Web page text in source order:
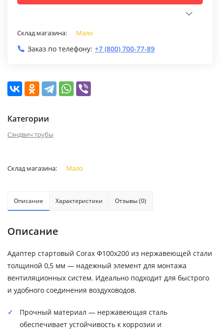
Склад магазина: Мало
Заказ по телефону: +7 (800) 700-77-89
Категории
Сэндвич трубы
Склад магазина: Мало
Описание Характеристики Отзывы (0)
Описание
Адаптер стартовый Corax Ф100х200 из нержавеющей стали
толщиной 0,5 мм — надежный элемент для монтажа
вентиляционных систем. Идеально подходит для быстрого
и удобного соединения воздуховодов.
Прочный материал — нержавеющая сталь
обеспечивает устойчивость к коррозии и